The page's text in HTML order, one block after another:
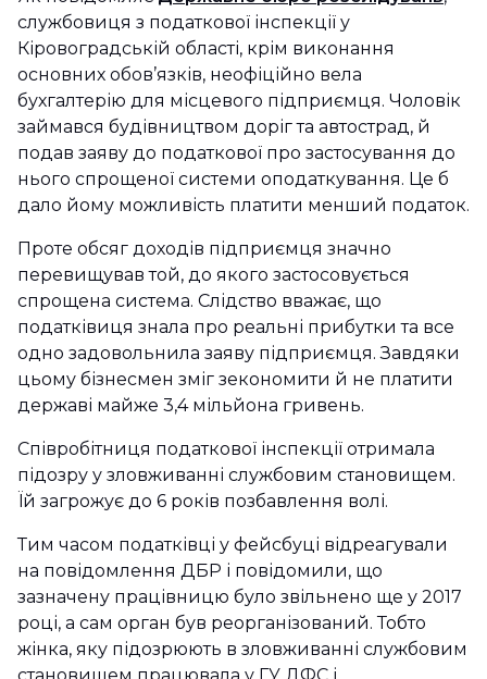
службовиця з податкової інспекції у
Кіровоградській області, крім виконання
основних обов’язків, неофіційно вела
бухгалтерію для місцевого підприємця. Чоловік
займався будівництвом доріг та автострад, й
подав заяву до податкової про застосування до
нього спрощеної системи оподаткування. Це б
дало йому можливість платити менший податок.
Проте обсяг доходів підприємця значно
перевищував той, до якого застосовується
спрощена система. Слідство вважає, що
податківиця знала про реальні прибутки та все
одно задовольнила заяву підприємця. Завдяки
цьому бізнесмен зміг зекономити й не платити
державі майже 3,4 мільйона гривень.
Співробітниця податкової інспекції отримала
підозру у зловживанні службовим становищем.
Їй загрожує до 6 років позбавлення волі.
Тим часом податківці у фейсбуці відреагували
на повідомлення ДБР і повідомили, що
зазначену працівницю було звільнено ще у 2017
році, а сам орган був реорганізований. Тобто
жінка, яку підозрюють в зловживанні службовим